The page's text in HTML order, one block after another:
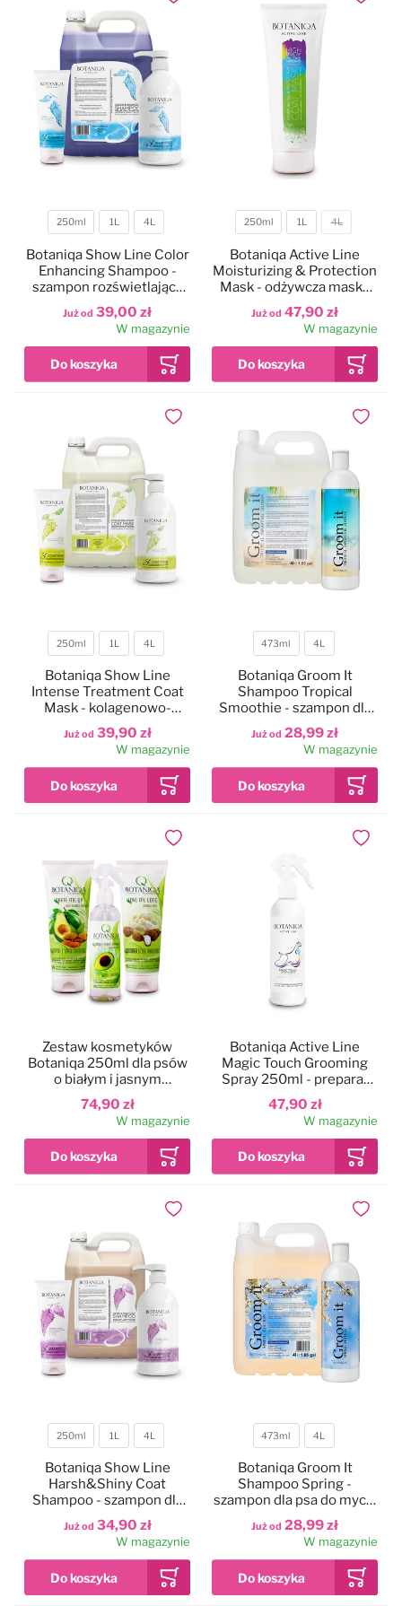
Pojemność
250ml 1L 4L
Już od 39,00 zł
Botaniqa Show Line Color
Enhancing Shampoo -
szampon rozświetlający
do szaty białej i jasnej
W magazynie
Pojemność
250ml 1L 4L
Już od 47,90 zł
Botaniqa Active Line
Moisturizing & Protection
Mask - odżywcza maska
do zniszczonej sierści
W magazynie
Pojemność
250ml 1L 4L
Już od 39,90 zł
Botaniqa Show Line
Intense Treatment Coat
Mask - kolagenowo-
keratynowa maska
nawilżająca do sierści
psówW magazynie
Dodaj do ulubionych
Pojemność
473ml 4L
Już od 28,99 zł
Botaniqa Groom It
Shampoo Tropical
Smoothie - szampon dla
psa do mycia
zasadniczego, o zapachu
tropikalnego smoothie
W magazynie
Dodaj
74,90 zł
Zestaw kosmetyków
Botaniqa 250ml dla psów
o białym i jasnym
umaszczeniu
W magazynie
Dodaj do ulubionych
47,90 zł
Botaniqa Active Line
Magic Touch Grooming
Spray 250ml - preparat
ułatwiający
rozczesywanie,
nawilżający i odżywiający
sierść psa
W magazynie
Dodaj
Pojemność
250ml 1L 4L
Już od 34,90 zł
Botaniqa Show Line
Harsh&Shiny Coat
Shampoo - szampon dla
psów szorstkowłosych
W magazynie
Dodaj do ulubionych
Pojemność
473ml 4L
Już od 28,99 zł
Botaniqa Groom It
Shampoo Spring -
szampon dla psa do mycia
zasadniczego, o zapachu
wiosennym
W magazynie
Dodaj